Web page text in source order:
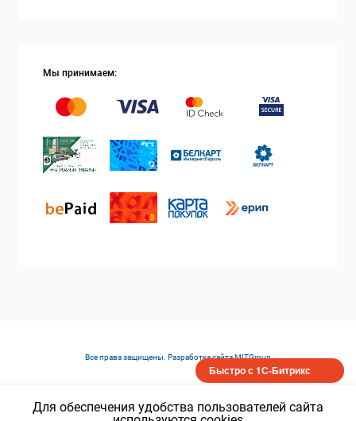
Для обеспечения удобства пользователей сайта
Мы принимаем:
Все права защищены. Разработка сайтаMITGroup
Быстро с 1С-Битрикс